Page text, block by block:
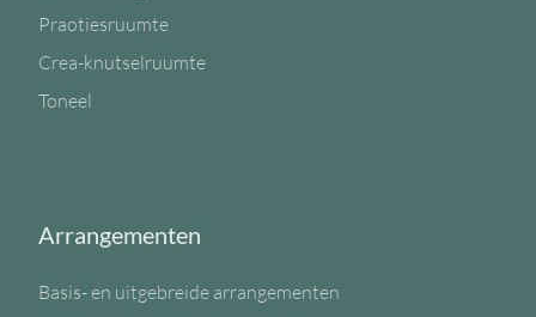
Praotiesruumte
Crea-knutselruumte
Toneel
Arrangementen
Basis- en uitgebreide arrangementen